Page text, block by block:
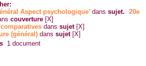
Aspect psychologique' danssujet.
20e
couverture [X]
danssujet [X]
(général) danssujet [X]
1 document